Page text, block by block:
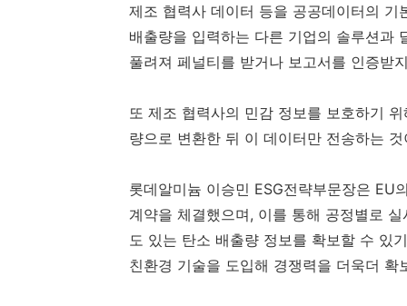
제조 협력사 데이터 등을 공공데이터의
배출량을 입력하는 다른 기업의 솔루션과
풀려져 페널티를 받거나 보고서를 인증받
또 제조 협력사의 민감 정보를 보호하기
량으로 변환한 뒤 이 데이터만 전송하는
롯데알미늄 이승민 ESG전략부문장은 EU
계약을 체결했으며, 이를 통해 공정별로
도 있는 탄소 배출량 정보를 확보할 수 있
친환경 기술을 도입해 경쟁력을 더욱더 확